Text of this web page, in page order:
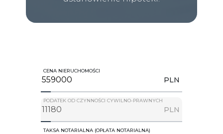
CENA NIERUCHOMOŚCI
PLN
PODATEK OD CZYNNOŚCI CYWILNO-PRAWNYCH
PLN
TAKSA NOTARIALNA (OPŁATA NOTARIALNA)